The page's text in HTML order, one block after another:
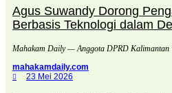
Agus Suwandy Dorong
Berbasis Teknologi dalam
Mahakam Daily — Anggota DPRD Kalimantan
mahakamdaily.com
23 Mei 2026